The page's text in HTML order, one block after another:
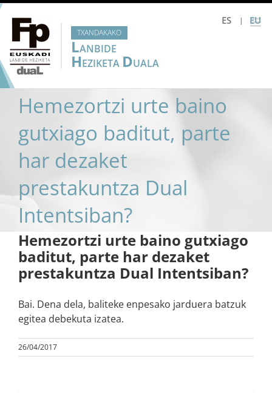
Skip
content
ES EU
TXANDAKAKO
LANBIDE
HEZIKETA DUALA
Hemezortzi urte baino
gutxiago baditut, parte
har dezaket
prestakuntza Dual
Intentsiban?
Hemezortzi urte baino gutxiago
baditut, parte har dezaket
prestakuntza Dual Intentsiban?
Bai. Dena dela, baliteke enpesako jarduera batzuk
egitea debekuta izatea.
26/04/2017